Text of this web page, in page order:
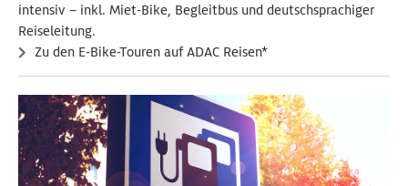
intensiv – inkl. Miet-Bike, Begleitbus und deutschsprachiger
Reiseleitung.
Zu den E-Bike-Touren auf ADAC Reisen*